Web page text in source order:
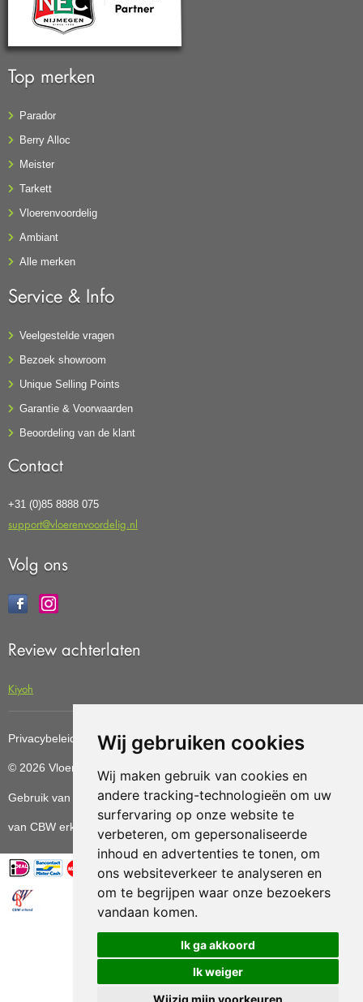
Wij gebruiken cookies
Wij maken gebruik van cookies en
andere tracking-technologieën om uw
surfervaring op onze website te
verbeteren, om gepersonaliseerde
inhoud en advertenties te tonen, om
ons websiteverkeer te analyseren en
om te begrijpen waar onze bezoekers
vandaan komen.
Ik ga akkoord
Ik weiger
Wijzig mijn voorkeuren
Top merken
Parador
Berry Alloc
Meister
Tarkett
Vloerenvoordelig
Ambiant
Alle merken
Service & Info
Veelgestelde vragen
Bezoek showroom
Unique Selling Points
Garantie & Voorwaarden
Beoordeling van de klant
Contact
+31 (0)85 8888 075
support@vloerenvoordelig.nl
Volg ons
Review achterlaten
Kiyoh
Privacybeleid Cookiebeleid Update cookies preferences
© 2026 Vloerenvoordelig Deze website is ontwikkeld door AGN
Gebruik van deze site betekent dat u dealgemene voorwaarden
van CBW erkende woonwinkels accepteert.
Vloerenvoordelig.nl is een onderdeel van